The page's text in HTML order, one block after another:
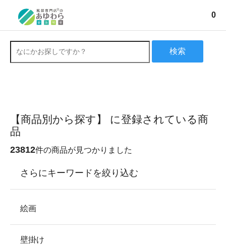
0
検索
【商品別から探す】 に登録されている商
品
23812件の商品が見つかりました
さらにキーワードを絞り込む
絵画
壁掛け